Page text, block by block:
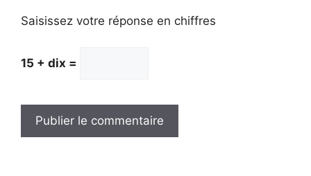
Saisissez votre réponse en chiffres
15 + dix =